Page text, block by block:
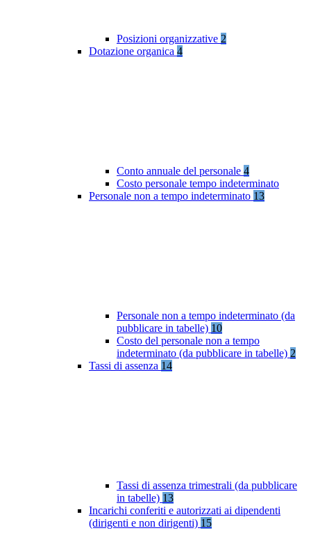
Posizioni organizzative 2
Dotazione organica 4
Conto annuale del personale 4
Costo personale tempo indeterminato
Personale non a tempo indeterminato 13
Personale non a tempo indeterminato (da
pubblicare in tabelle) 10
Costo del personale non a tempo
indeterminato (da pubblicare in tabelle) 2
Tassi di assenza 14
Tassi di assenza trimestrali (da pubblicare
in tabelle) 13
Incarichi conferiti e autorizzati ai dipendenti
(dirigenti e non dirigenti) 15